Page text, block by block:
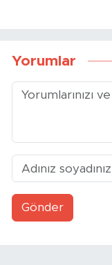
Yorumlar
Gönder